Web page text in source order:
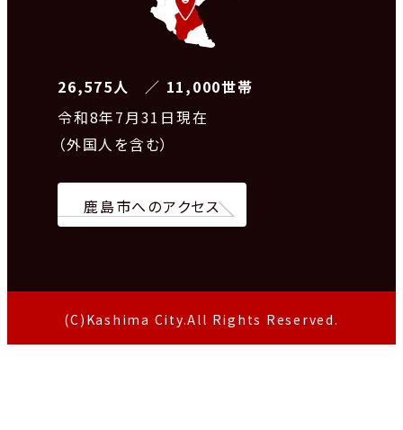
26,575人 ／ 11,000世帯
令和8年7月31日現在
（外国人を含む）
鹿島市へのアクセス
(C)Kashima City.All Rights Reserved.